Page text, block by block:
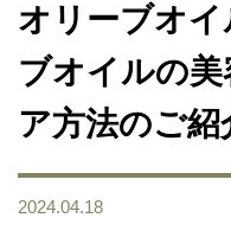
オリーブオ
ブオイルの
ア方法のご紹
2024.04.18